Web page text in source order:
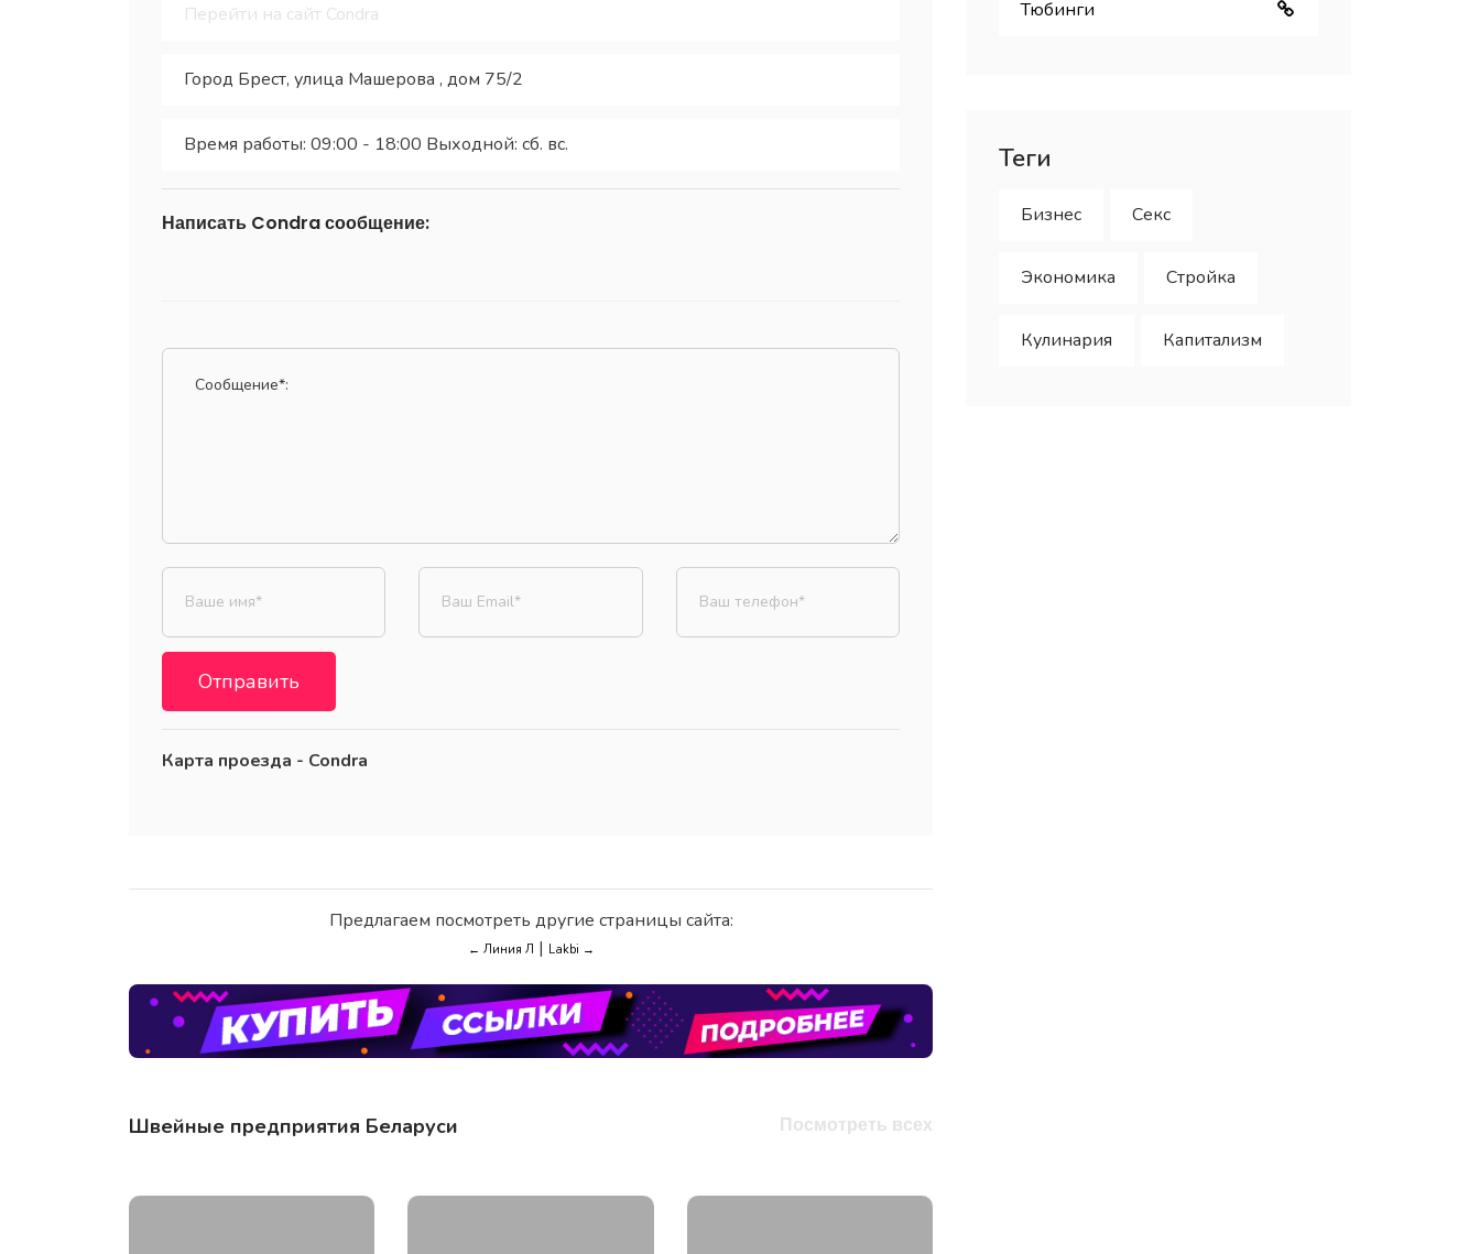
Перейти на сайт Condra
Город Брест, улица Машерова , дом 75/2
Время работы: 09:00 - 18:00 Выходной: сб. вс.
Написать Condra сообщение:
Отправить
Карта проезда - Condra
Предлагаем посмотреть другие страницы сайта:
← Линия Л | Lakbi →
Швейные предприятия Беларуси Посмотреть всех
Тюбинги
Теги
Бизнес Секс
Экономика Стройка
Кулинария Капитализм